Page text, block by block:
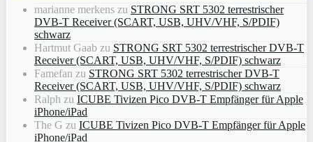
marianne merkens zu STRONG SRT 5302 terrestrischer
DVB-T Receiver (SCART, USB, UHV/VHF, S/PDIF)
schwarz
Hartmut Gaab zu STRONG SRT 5302 terrestrischer DVB-T
Receiver (SCART, USB, UHV/VHF, S/PDIF) schwarz
Famefan zu STRONG SRT 5302 terrestrischer DVB-T
Receiver (SCART, USB, UHV/VHF, S/PDIF) schwarz
Ralph zu ICUBE Tivizen Pico DVB-T Empfänger für Apple
iPhone/iPad
The G zu ICUBE Tivizen Pico DVB-T Empfänger für Apple
iPhone/iPad